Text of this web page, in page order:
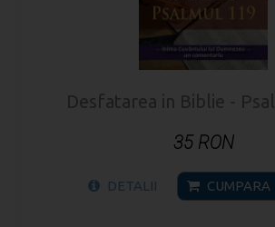
Desfatarea in Biblie -
35 RON
DETALII CUMPARA